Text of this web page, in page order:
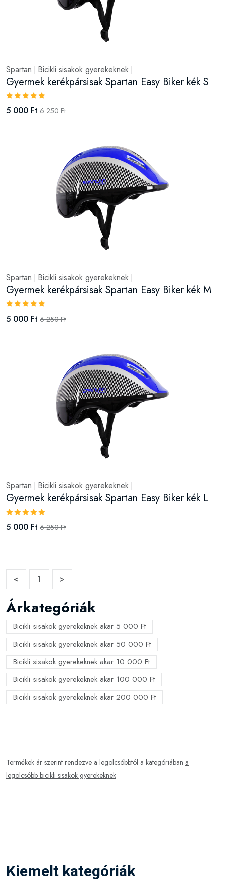
Spartan Bicikli sisakok gyerekeknek
Gyermek kerékpársisak Spartan Easy Biker kék S
5 000 Ft 6 250 Ft
Spartan Bicikli sisakok gyerekeknek
Gyermek kerékpársisak Spartan Easy Biker kék M
5 000 Ft 6 250 Ft
Spartan Bicikli sisakok gyerekeknek
Gyermek kerékpársisak Spartan Easy Biker kék L
5 000 Ft 6 250 Ft
< 1 >
Árkategóriák
Bicikli sisakok gyerekeknek akar 5 000 Ft
Bicikli sisakok gyerekeknek akar 50 000 Ft
Bicikli sisakok gyerekeknek akar 10 000 Ft
Bicikli sisakok gyerekeknek akar 100 000 Ft
Bicikli sisakok gyerekeknek akar 200 000 Ft
Termékek ár szerint rendezve a legolcsóbbtól a kategóriában a
legolcsóbb bicikli sisakok gyerekeknek
Kiemelt kategóriák